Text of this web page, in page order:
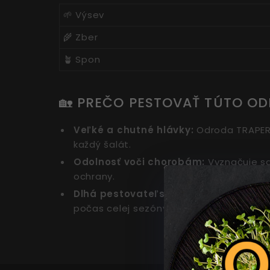
🌱 Výsev
🌾 Zber
🪴 Spon
🏡 PREČO PESTOVAŤ TÚTO
Veľké a chutné hlávky: Odroda
každý šalát.
Odolnosť voči chorobám: Vyznačuje
ochrany.
Dlhá pestovateľská sezóna:Vďaka
počas celej sezóny, od jari až do